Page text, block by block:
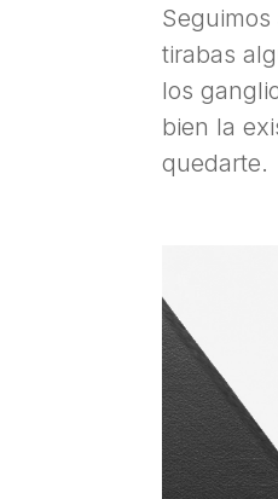
tirabas
los
bien la
quedarte.